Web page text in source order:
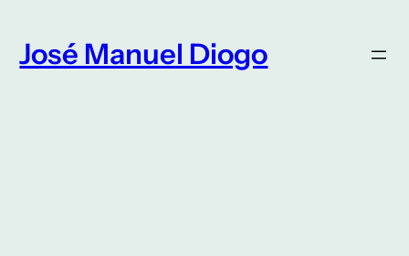
para
José Manuel Diogo